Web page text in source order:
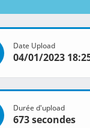
Date Upload
04/01/2023
Durée d'upload
673 secondes